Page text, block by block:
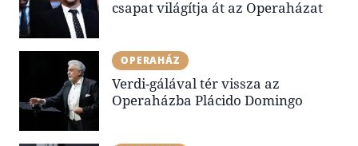
csapat világítja át az Operaházat
OPERAHÁZ
Verdi-gálával tér vissza az
Operaházba Plácido Domingo